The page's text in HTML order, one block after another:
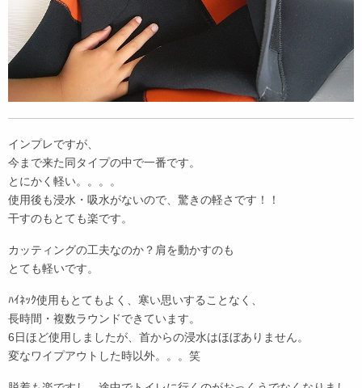
インプレですが、
今まで来た同タイプの中で一番です。
とにかく軽い。。。。
使用後も浸水・吸水がないので、驚きの軽さです！！
干すのもとても楽です。
カッティングの工夫なのか？肩を動かすのも
とても軽いです。
ﾊｲﾈｯｸ使用もとてもよく、寒い思いすることなく、
長時間・複数ラウンドできています。
6日ほど使用しましたが、首からの浸水はほぼありません。
変なワイプアウトした時以外。。。笑